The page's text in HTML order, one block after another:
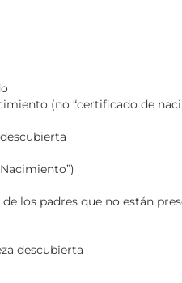
(no “certificado de
padres que no están
descubierta